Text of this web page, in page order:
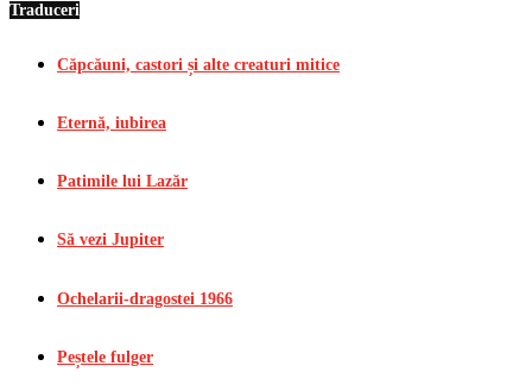
Traduceri
Căpcăuni, castori și alte creaturi mitice
Eternă, iubirea
Patimile lui Lazăr
Să vezi Jupiter
Ochelarii-dragostei 1966
Peștele fulger